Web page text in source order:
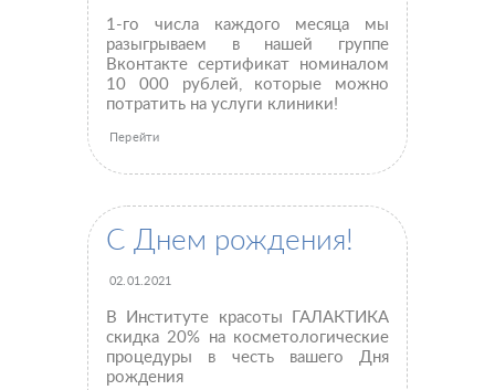
1-го числа каждого месяца мы
разыгрываем в нашей группе
Вконтакте сертификат номиналом
10 000 рублей, которые можно
потратить на услуги клиники!
Перейти
С Днем рождения!
02.01.2021
В Институте красоты ГАЛАКТИКА
скидка 20% на косметологические
процедуры в честь вашего Дня
рождения